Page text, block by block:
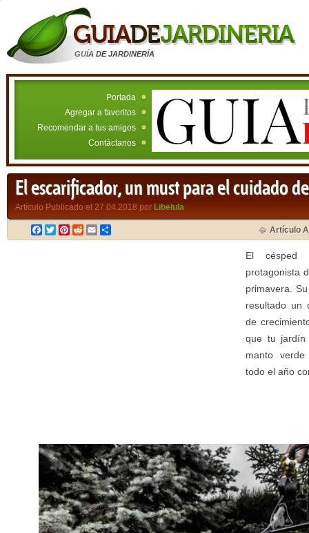
GUÍA DE JARDINERÍA
Portada
Agregar a favoritos
Recomendar a tus amigos
Contáctanos
El escarificador, un must para el cuidado
Artículo Publicado el 27.04.2018 por Libelula
Facebook
TwitterPinterest
RedditEmail Artículo
El césped
protagonista
primavera.
resultado un
de
que tu jardín
manto
todo el año